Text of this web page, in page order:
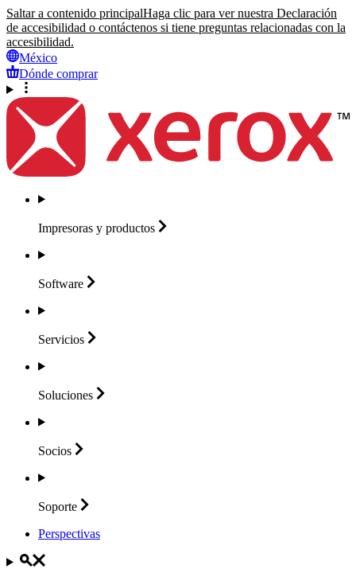
Saltar a contenido principalHaga clic para ver nuestra Declaración
de accesibilidad o contáctenos si tiene preguntas relacionadas con la
accesibilidad.
México
Dónde comprar
Impresoras y productos
Software
Servicios
Soluciones
Socios
Soporte
Perspectivas